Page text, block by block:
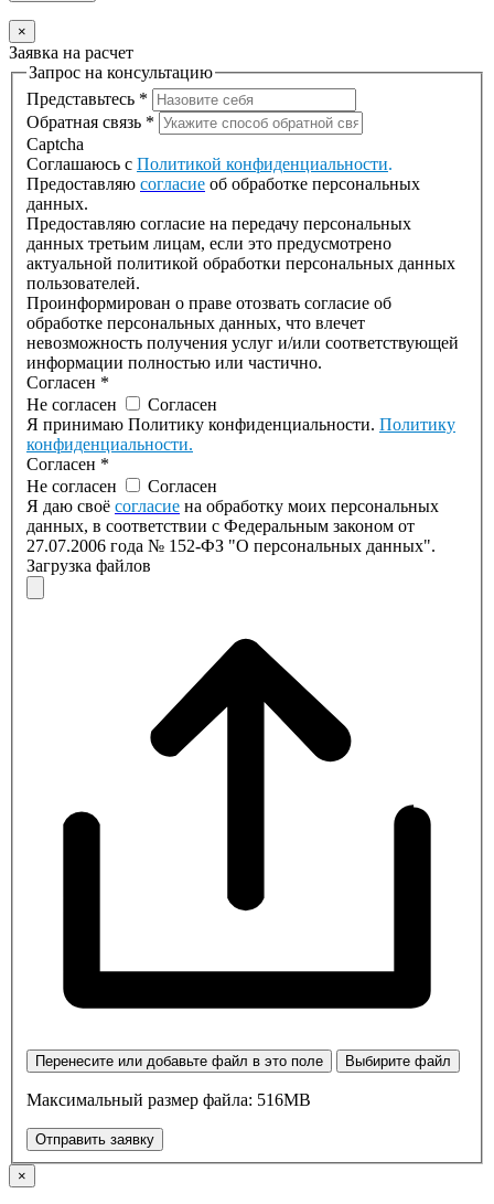
×
Заявка на расчет
Запрос на консультацию
Представьтесь *
Обратная связь *
Captcha
Соглашаюсь с Политикой конфиденциальности.
Предоставляю согласие об обработке персональных
данных.
Предоставляю согласие на передачу персональных
данных третьим лицам, если это предусмотрено
актуальной политикой обработки персональных данных
пользователей.
Проинформирован о праве отозвать согласие об
обработке персональных данных, что влечет
невозможность получения услуг и/или соответствующей
информации полностью или частично.
Согласен *
Не согласен
Согласен
Я принимаю Политику конфиденциальности. Политику
конфиденциальности.
Согласен *
Не согласен
Согласен
Я даю своё согласие на обработку моих персональных
данных, в соответствии с Федеральным законом от
27.07.2006 года № 152-ФЗ "О персональных данных".
Загрузка файлов
Перенесите или добавьте файл в это поле Выбирите файл
Максимальный размер файла: 516MB
Отправить заявку
×